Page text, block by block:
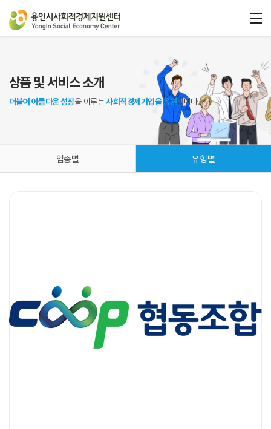
상품 및 서비스 소개
더불어 아름다운 성장을 이루는사회적경제기업을 응원합니다.
업종별 유형별